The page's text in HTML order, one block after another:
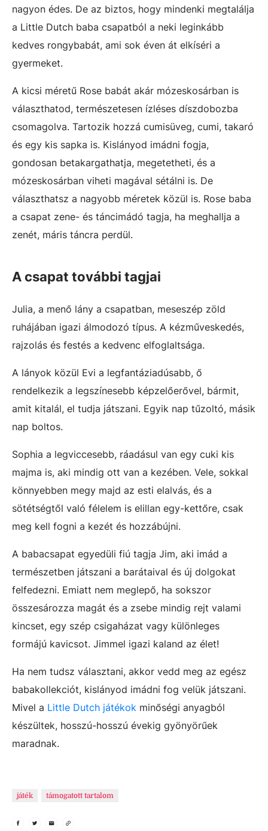
nagyon édes. De az biztos, hogy mindenki megtalálja
a Little Dutch baba csapatból a neki leginkább
kedves rongybabát, ami sok éven át elkíséri a
gyermeket.
A kicsi méretű Rose babát akár mózeskosárban is
választhatod, természetesen ízléses díszdobozba
csomagolva. Tartozik hozzá cumisüveg, cumi, takaró
és egy kis sapka is. Kislányod imádni fogja,
gondosan betakargathatja, megetetheti, és a
mózeskosárban viheti magával sétálni is. De
választhatsz a nagyobb méretek közül is. Rose baba
a csapat zene- és táncimádó tagja, ha meghallja a
zenét, máris táncra perdül.
A csapat további tagjai
Julia, a menő lány a csapatban, meseszép zöld
ruhájában igazi álmodozó típus. A kézműveskedés,
rajzolás és festés a kedvenc elfoglaltsága.
A lányok közül Evi a legfantáziadúsabb, ő
rendelkezik a legszínesebb képzelőerővel, bármit,
amit kitalál, el tudja játszani. Egyik nap tűzoltó, másik
nap boltos.
Sophia a legviccesebb, ráadásul van egy cuki kis
majma is, aki mindig ott van a kezében. Vele, sokkal
könnyebben megy majd az esti elalvás, és a
sötétségtől való félelem is elillan egy-kettőre, csak
meg kell fogni a kezét és hozzábújni.
A babacsapat egyedüli fiú tagja Jim, aki imád a
természetben játszani a barátaival és új dolgokat
felfedezni. Emiatt nem meglepő, ha sokszor
összesározza magát és a zsebe mindig rejt valami
kincset, egy szép csigaházat vagy különleges
formájú kavicsot. Jimmel igazi kaland az élet!
Ha nem tudsz választani, akkor vedd meg az egész
babakollekciót, kislányod imádni fog velük játszani.
Mivel a Little Dutch játékok minőségi anyagból
készültek, hosszú-hosszú évekig gyönyörűek
maradnak.
játék támogatott tartalom